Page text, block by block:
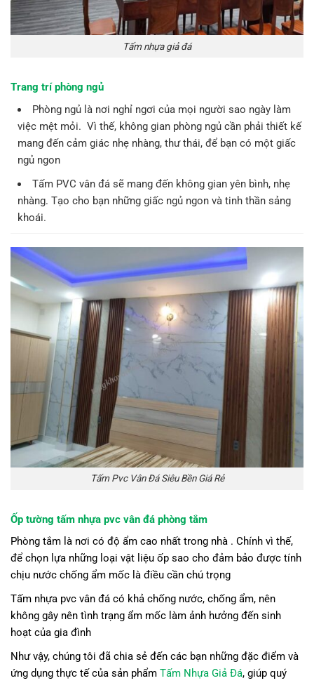
Tấm nhựa giả đá
Trang trí phòng ngủ
Phòng ngủ là nơi nghỉ ngơi của mọi người sao ngày làm
việc mệt mỏi. Vì thế, không gian phòng ngủ cần phải thiết kế
mang đến cảm giác nhẹ nhàng, thư thái, để bạn có một giấc
ngủ ngon
Tấm PVC vân đá sẽ mang đến không gian yên bình, nhẹ
nhàng. Tạo cho bạn những giấc ngủ ngon và tinh thần sảng
khoái.
Tấm Pvc Vân Đá Siêu Bền Giá Rẻ
Ốp tường tấm nhựa pvc vân đá phòng tắm
Phòng tắm là nơi có độ ẩm cao nhất trong nhà . Chính vì thế,
để chọn lựa những loại vật liệu ốp sao cho đảm bảo được tính
chịu nước chống ẩm mốc là điều cần chú trọng
Tấm nhựa pvc vân đá có khả chống nước, chống ẩm, nên
không gây nên tình trạng ẩm mốc làm ảnh hưởng đến sinh
hoạt của gia đình
Như vậy, chúng tôi đã chia sẻ đến các bạn những đặc điểm và
ứng dụng thực tế của sản phẩm Tấm Nhựa Giả Đá, giúp quý